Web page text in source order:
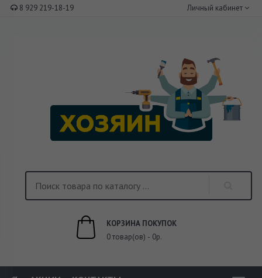
8 929 219-18-19 Личный кабинет
КОРЗИНА ПОКУПОК
0 товар(ов) - 0р.